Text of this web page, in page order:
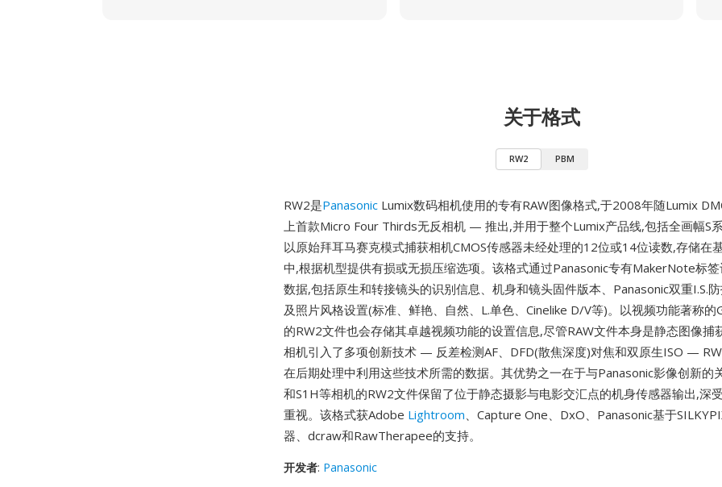
关于格式
RW2 PBM
RW2是Panasonic Lumix数码相机使用的专有RAW图像格式,于2008年随Lumix
上首款Micro Four Thirds无反相机 — 推出,并用于整个Lumix产品线,包括全画幅S
以原始拜耳马赛克模式捕获相机CMOS传感器未经处理的12位或14位读数,存储在
中,根据机型提供有损或无损压缩选项。该格式通过Panasonic专有MakerNote标
数据,包括原生和转接镜头的识别信息、机身和镜头固件版本、Panasonic双重I.S.
及照片风格设置(标准、鲜艳、自然、L.单色、Cinelike D/V等)。以视频功能著称的
的RW2文件也会存储其卓越视频功能的设置信息,尽管RAW文件本身是静态图像捕
相机引入了多项创新技术 — 反差检测AF、DFD(散焦深度)对焦和双原生ISO —
在后期处理中利用这些技术所需的数据。其优势之一在于与Panasonic影像创新的
和S1H等相机的RW2文件保留了位于静态摄影与电影交汇点的机身传感器输出,深
重视。该格式获Adobe Lightroom、Capture One、DxO、Panasonic基于
器、dcraw和RawTherapee的支持。
开发者: Panasonic